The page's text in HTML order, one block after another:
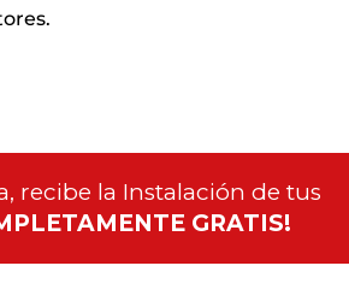
recibe la Instalación de tus
GRATIS!